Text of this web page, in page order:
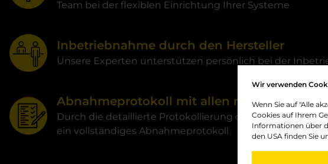
Team bei der flexiblen Einrichtung Ihrer Systeme
Inbetriebnahme durch den Hersteller
Unsere Experten unterstützen persönlich bei der
Abnahmeprotokoll mit allen relevanten
Durch die detaillierte Protokollierung der relevanten
ein vollständiges Abnahmeprotokoll
Wir verwenden
Wenn Sie auf "Alle
Cookies auf Ihrem
Informationen über
den USA finden Sie